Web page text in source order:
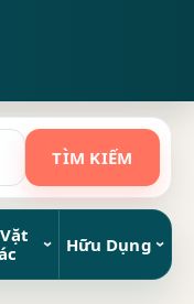
Hữu Dụng